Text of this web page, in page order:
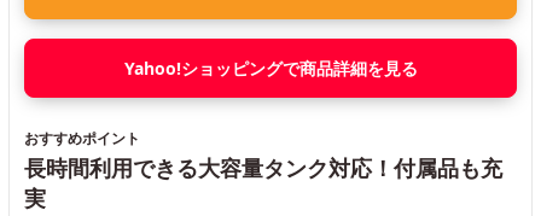
Yahoo!ショッピングで商品詳細を見る
おすすめポイント
長時間利用できる大容量タンク対応！付属品も充
実